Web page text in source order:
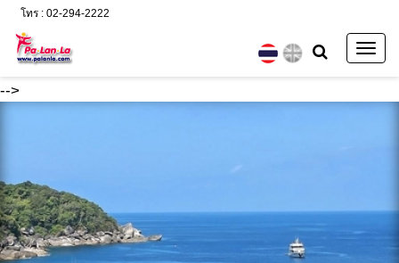
-->
โทร : 02-294-2222